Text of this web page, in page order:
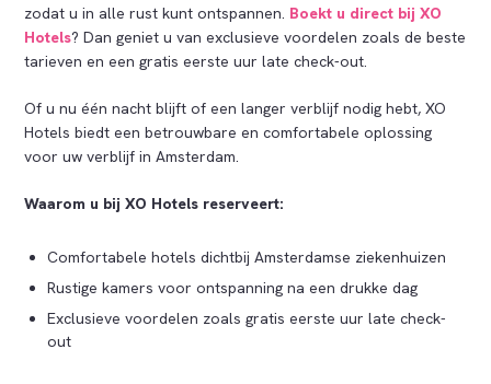
zodat u in alle rust kunt ontspannen. Boekt u direct bij XO
Hotels? Dan geniet u van exclusieve voordelen zoals de beste
tarieven en een gratis eerste uur late check-out.
Of u nu één nacht blijft of een langer verblijf nodig hebt, XO
Hotels biedt een betrouwbare en comfortabele oplossing
voor uw verblijf in Amsterdam.
Waarom u bij XO Hotels reserveert:
Comfortabele hotels dichtbij Amsterdamse ziekenhuizen
Rustige kamers voor ontspanning na een drukke dag
Exclusieve voordelen zoals gratis eerste uur late check-
out